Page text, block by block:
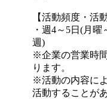
【活動頻度・活
・週4～5日(月
週)
※企業の営業時
ります。
※活動の内容に
活動することが